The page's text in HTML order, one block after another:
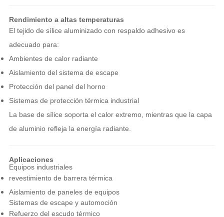
Rendimiento a altas temperaturas
El tejido de sílice aluminizado con respaldo adhesivo es
adecuado para:
Ambientes de calor radiante
Aislamiento del sistema de escape
Protección del panel del horno
Sistemas de protección térmica industrial
La base de sílice soporta el calor extremo, mientras que la capa
de aluminio refleja la energía radiante.
Aplicaciones
Equipos industriales
revestimiento de barrera térmica
Aislamiento de paneles de equipos
Sistemas de escape y automoción
Refuerzo del escudo térmico